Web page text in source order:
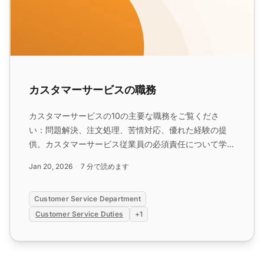
カスタマーサービスの職務
カスタマーサービスの10の主要な職務をご覧くださ
い：問題解決、注文処理、苦情対応、優れた経験の提
供。カスタマーサービス従業員の必須責任について学び
Jan 20, 2026 7 分で読めます
Customer Service Department
Customer Service Duties
+1